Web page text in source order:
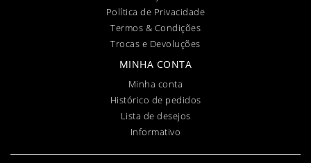
Política de Privacidade
Termos & Condições
Trocas e Devoluções
MINHA CONTA
Minha conta
Histórico de pedidos
Lista de desejos
Informativo